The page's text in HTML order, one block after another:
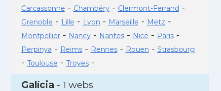
Carcassonne - Chambéry- Clermont-Ferrand -
Grenoble - Lille - Lyon - Marseille - Metz -
Montpellier- Nancy- Nantes- Nice - Paris-
Perpinya - Reims- Rennes- Rouen - Strasbourg
- Toulouse - Troyes-
Galícia - 1 webs